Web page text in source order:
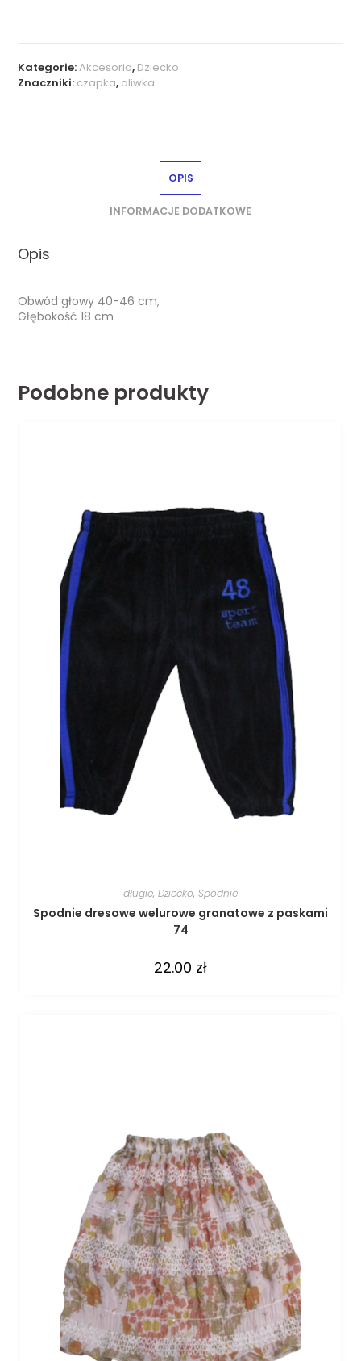
Kategorie:Akcesoria, Dziecko
Znaczniki: czapka, oliwka
OPIS
INFORMACJE DODATKOWE
Opis
Obwód głowy 40-46 cm,
Głębokość 18 cm
Podobne produkty
długie, Dziecko, Spodnie
Spodnie dresowe welurowe granatowe z paskami
74
22.00 zł